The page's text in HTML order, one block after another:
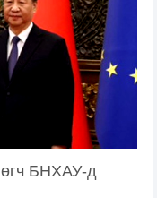
БНХАУ-д